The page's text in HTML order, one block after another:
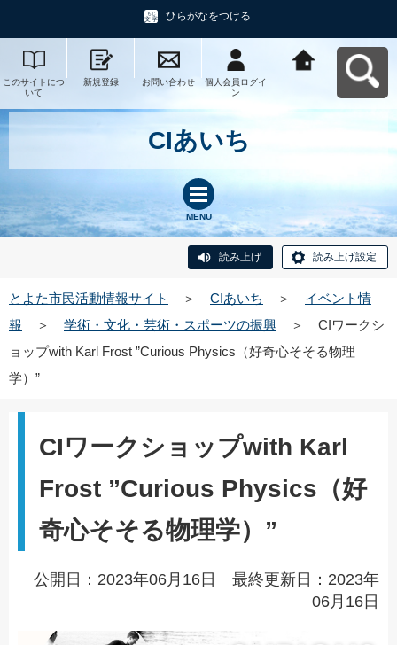
ひらがなをつける
このサイトにつ
いて
新規登録 お問い合わせ
個人会員ログイ
ン
CIあいち
MENU
読み上げ 読み上げ設定
とよた市民活動情報サイト ＞ CIあいち ＞
イベント情
報
＞ 学術・文化・芸術・スポーツの振興 ＞
CIワークシ
ョップwith Karl Frost ”Curious Physics（好奇心そそる物理
学）”
CIワークショップwith Karl
Frost ”Curious Physics（好
奇心そそる物理学）”
公開日：2023年06月16日 最終更新日：2023年
06月16日